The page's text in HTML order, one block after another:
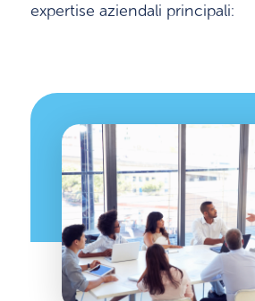
expertise aziendali principali: